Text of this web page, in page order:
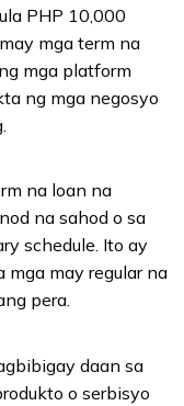
PHP 10,000
mga term na
mga platform
ng mga negosyo
na loan na
na sahod o sa
schedule. Ito ay
mga may regular na
pera.
daan sa
o serbisyo